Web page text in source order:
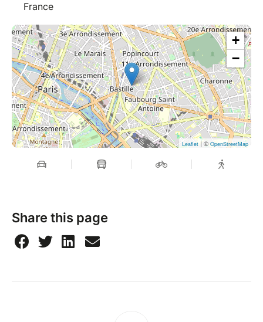
France
+
−
Leaflet | © OpenStreetMap
Share this page